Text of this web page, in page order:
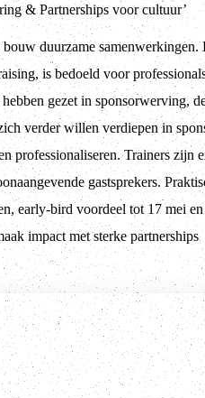
& Partnerships voor cultuur’
duurzame samenwerkingen.
is bedoeld voor
gezet in sponsorwerving,
verder willen verdiepen in
professionaliseren. Trainers zijn
gastsprekers.
early-bird voordeel tot 17 mei
impact met sterke partnerships